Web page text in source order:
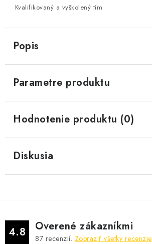
Kvalifikovaný a vyškolený tím
Popis
Parametre produktu
Hodnotenie produktu (0)
Diskusia
4.8 Overené zákazníkmi
87 recenzií. Zobraziť všetky recenzie